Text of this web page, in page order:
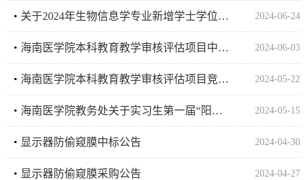
关于2024年生物信息学专业新增学士学位授予专业授权申请评审结果的公示 2024-06-24
海南医学院本科教育教学审核评估项目中标公告 2024-06-03
海南医学院本科教育教学审核评估项目竞争性磋商公告 2024-05-22
海南医学院教务处关于实习生第一届“阳性体征探索”比赛评选结果的公示 2024-05-15
显示器防偷窥膜中标公告 2024-04-30
显示器防偷窥膜采购公告 2024-04-27